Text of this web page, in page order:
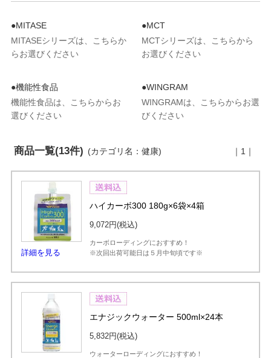
●MITASE
MITASEシリーズは、こちらか
らお選びください
●MCT
MCTシリーズは、こちらから
お選びください
●機能性食品
機能性食品は、こちらからお
選びください
●WINGRAM
WINGRAMは、こちらからお選
びください
商品一覧(13件) ｜1｜
(カテゴリ名：健康)
詳細を見る
ハイカーボ300 180g×6袋×4箱
9,072円(税込)
カーボローディングにおすすめ！
※次回出荷可能日は５月中旬頃です※
エナジックウォーター 500ml×24本
5,832円(税込)
ウォーターローディングにおすすめ！